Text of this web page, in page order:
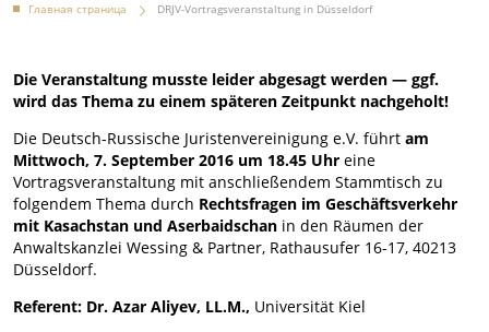
Главная страница DRJV-Vortragsveranstaltung in Düsseldorf
Die Veranstaltung musste leider abgesagt werden — ggf.
wird das Thema zu einem späteren Zeitpunkt nachgeholt!
Die Deutsch-Russische Juristenvereinigung e.V. führt am
Mittwoch, 7. September 2016 um 18.45 Uhr eine
Vortragsveranstaltung mit anschließendem Stammtisch zu
folgendem Thema durch Rechtsfragen im Geschäftsverkehr
mit Kasachstan und Aserbaidschan in den Räumen der
Anwaltskanzlei Wessing & Partner, Rathausufer 16-17, 40213
Düsseldorf.
Referent: Dr. Azar Aliyev, LL.M., Universität Kiel